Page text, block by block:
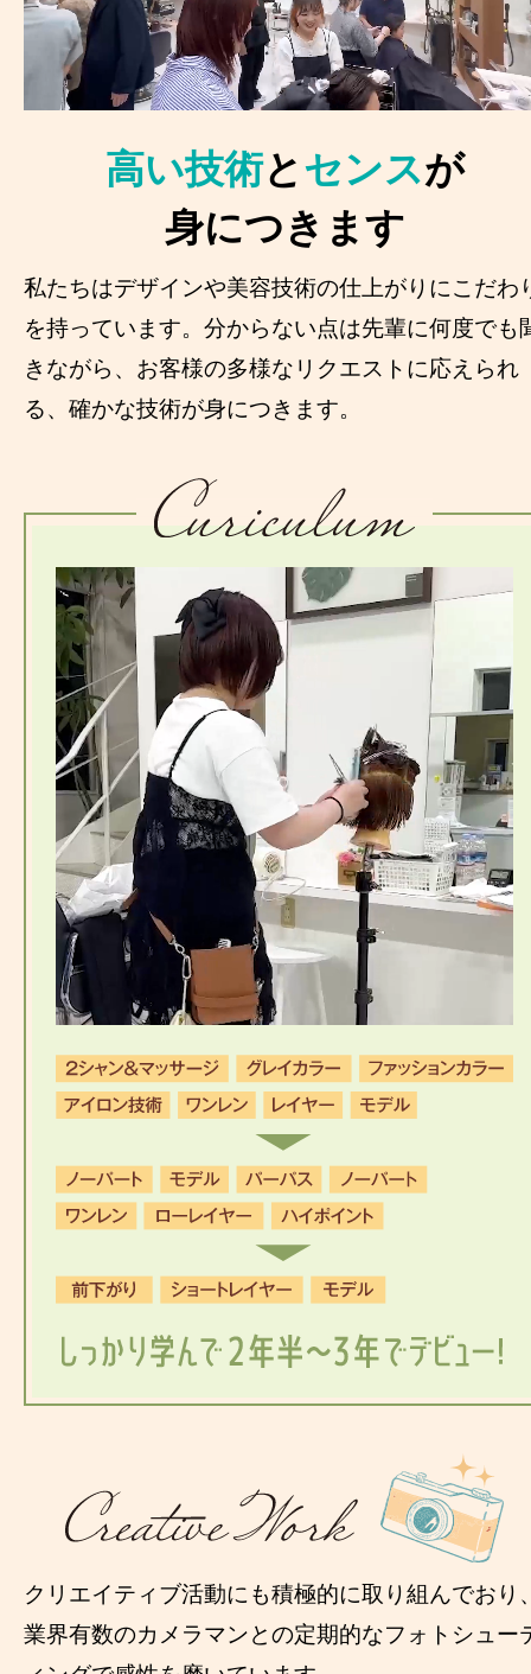
高い技術とセンスが
身につきます
私たちはデザインや美容技術の仕上がりにこだわ
を持っています。分からない点は先輩に何度でも
きながら、お客様の多様なリクエストに応えられ
る、確かな技術が身につきます。
クリエイティブ活動にも積極的に取り組んでおり
業界有数のカメラマンとの定期的なフォトシュー